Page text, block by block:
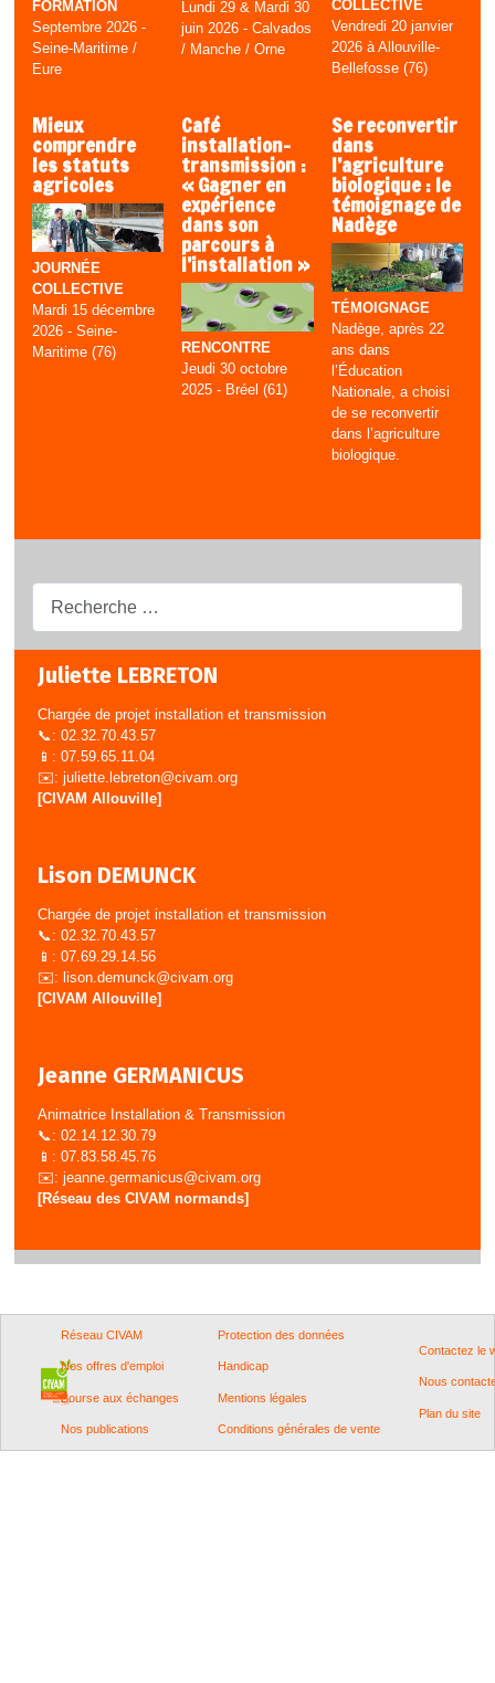
Juliette LEBRETON
Chargée de projet installation et transmission
📞: 02.32.70.43.57
📱: 07.59.65.11.04
✉️: juliette.lebreton@civam.org
[CIVAM Allouville]
Lison DEMUNCK
Chargée de projet installation et transmission
📞: 02.32.70.43.57
📱: 07.69.29.14.56
✉️: lison.demunck@civam.org
[CIVAM Allouville]
Jeanne GERMANICUS
Animatrice Installation & Transmission
📞: 02.14.12.30.79
📱: 07.83.58.45.76
✉️: jeanne.germanicus@civam.org
[Réseau des CIVAM normands]
FORMATION
Septembre 2026 -
Seine-Maritime /
Eure
Lundi 29 & Mardi 30
juin 2026 - Calvados
/ Manche / Orne
COLLECTIVE
Vendredi 20 janvier
2026 à Allouville-
Bellefosse (76)
Mieux
comprendre
les statuts
agricoles
JOURNÉE
COLLECTIVE
Mardi 15 décembre
2026 - Seine-
Maritime (76)
Café
installation-
transmission :
« Gagner en
expérience
dans son
parcours à
l’installation »
RENCONTRE
Jeudi 30 octobre
2025 - Bréel (61)
Se reconvertir
dans
l’agriculture
biologique : le
témoignage de
Nadège
TÉMOIGNAGE
Nadège, après 22
ans dans
l’Éducation
Nationale, a choisi
de se reconvertir
dans l’agriculture
biologique.
Réseau CIVAM
Nos offres d'emploi
Bourse aux échanges
Nos publications
Protection des données
Handicap
Mentions légales
Conditions générales de vente
Contactez le
Nous
Plan du site